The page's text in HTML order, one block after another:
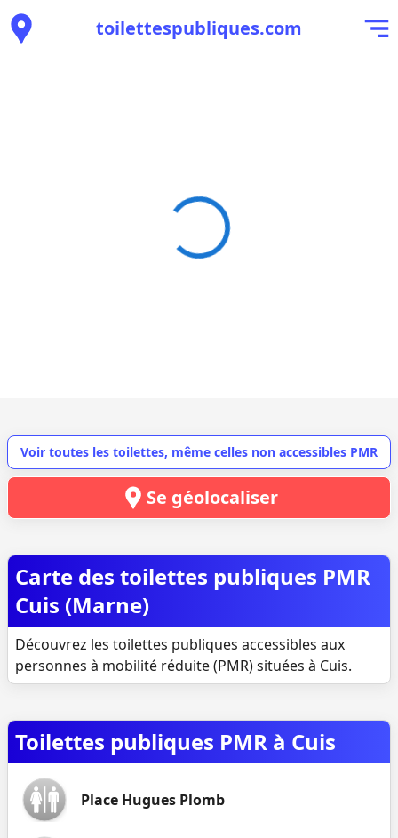
toilettespubliques.com
Voir toutes les toilettes, même celles non accessibles PMR
Se géolocaliser
Carte des toilettes publiques PMR
Cuis (Marne)
Découvrez les toilettes publiques accessibles aux
personnes à mobilité réduite (PMR) situées à Cuis.
Toilettes publiques PMR à Cuis
Place Hugues Plomb